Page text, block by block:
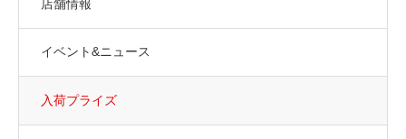
店舗情報
イベント&ニュース
入荷プライズ